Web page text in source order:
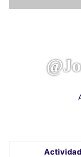
Actividad